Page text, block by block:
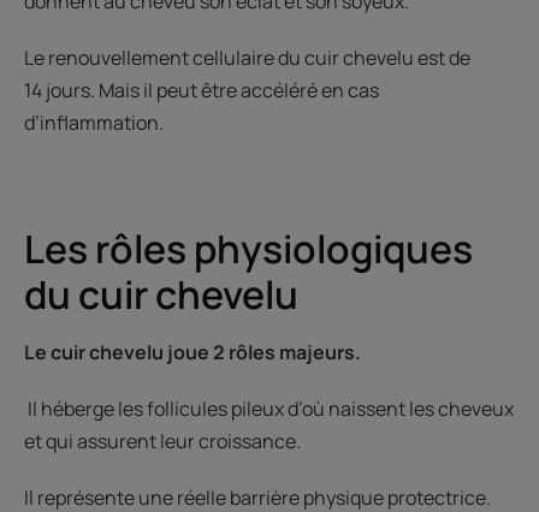
Le renouvellement cellulaire du cuir chevelu est de
14 jours. Mais il peut être accéléré en cas
d’inflammation.
Les rôles physiologiques
du cuir chevelu
Le cuir chevelu joue 2 rôles majeurs.
Il héberge les follicules pileux d’où naissent les cheveux
et qui assurent leur croissance.
Il représente une réelle barrière physique protectrice.